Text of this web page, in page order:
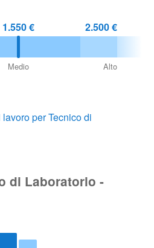
1.550 €
Medio
2.500 €
Alto
per Tecnico di
di Laboratorio -